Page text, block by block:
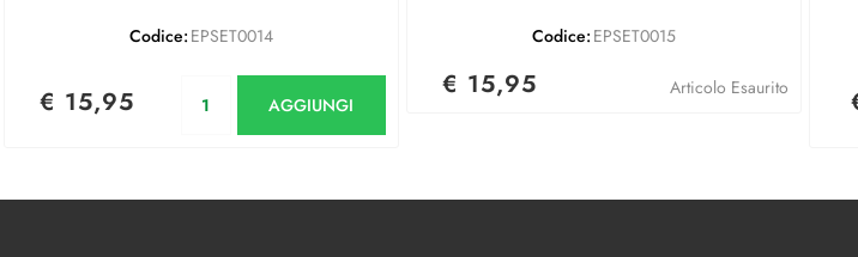
Codice: EPSET0014
€ 15,95 AGGIUNGI
Codice: EPSET0015
€ 15,95 Articolo Esaurito